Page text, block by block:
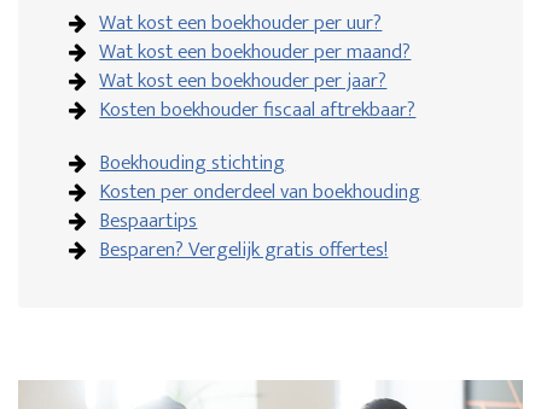
Wat kost een boekhouder per uur?
Wat kost een boekhouder per maand?
Wat kost een boekhouder per jaar?
Kosten boekhouder fiscaal aftrekbaar?
Boekhouding stichting
Kosten per onderdeel van boekhouding
Bespaartips
Besparen? Vergelijk gratis offertes!